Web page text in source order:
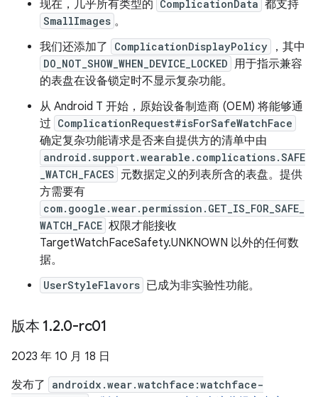
现在，几乎所有类型的 ComplicationData 都支持
SmallImages 。
我们还添加了
ComplicationDisplayPolicy ，其中
DO_NOT_SHOW_WHEN_DEVICE_LOCKED 用于指示兼容
的表盘在设备锁定时不显示复杂功能。
从 Android T 开始，原始设备制造商 (OEM) 将能够通
过 ComplicationRequest#isForSafeWatchFace
确定复杂功能请求是否来自提供方的清单中由
android.support.wearable.complications.SAFE
_WATCH_FACES 元数据定义的列表所含的表盘。提供
方需要有
com.google.wear.permission.GET_IS_FOR_SAFE_
WATCH_FACE 权限才能接收
TargetWatchFaceSafety.UNKNOWN 以外的任何数
据。
UserStyleFlavors 已成为非实验性功能。
版本 1.2.0-rc01
2023 年 10 月 18 日
发布了
androidx.wear.watchface:watchface-